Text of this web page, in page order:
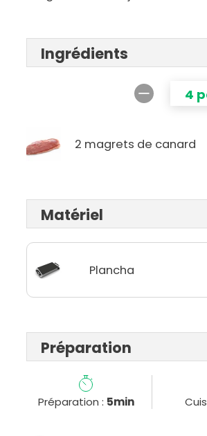
Ingrédients
4
2 magrets de canard
Matériel
Plancha
Préparation
Préparation : 5min